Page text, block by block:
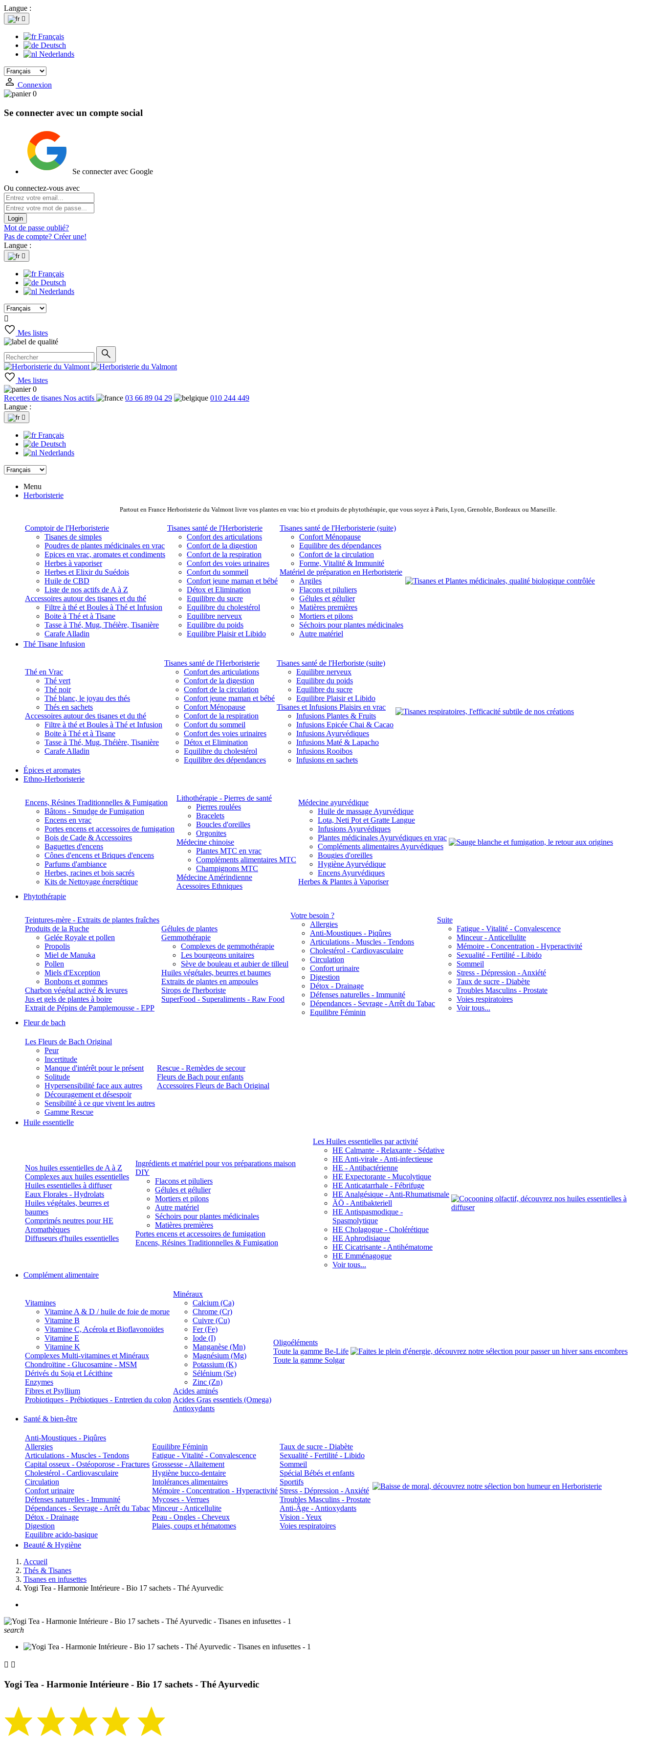
Langue :

Français
Deutsch
Nederlands
Connexion
0
Se connecter avec un compte social
Se connecter avec Google
Ou connectez-vous avec
Login
Mot de passe oublié?
Pas de compte? Créer une!
Langue :

Français
Deutsch
Nederlands

Mes listes
Mes listes
0
Recettes de tisanes Nos actifs 03 66 89 04 29
010 244 449
Langue :

Français
Deutsch
Nederlands
Menu
Herboristerie
Partout en France Herboristerie du Valmont livre vos plantes en vrac bio et produits de phytothérapie, que vous soyez à Paris, Lyon, Grenoble, Bordeaux ou Marseille.
Comptoir de l'Herboristerie
Tisanes de simples
Poudres de plantes médicinales en vrac
Epices en vrac, aromates et condiments
Herbes à vaporiser
Herbes et Elixir du Suédois
Huile de CBD
Liste de nos actifs de A à Z
Accessoires autour des tisanes et du thé
Filtre à thé et Boules à Thé et Infusion
Boite à Thé et à Tisane
Tasse à Thé, Mug, Théière, Tisanière
Carafe Alladin
Tisanes santé de l'Herboristerie
Confort des articulations
Confort de la digestion
Confort de la respiration
Confort des voies urinaires
Confort du sommeil
Confort jeune maman et bébé
Détox et Elimination
Equilibre du sucre
Equilibre du cholestérol
Equilibre nerveux
Equilibre du poids
Equilibre Plaisir et Libido
Tisanes santé de l'Herboristerie (suite)
Confort Ménopause
Equilibre des dépendances
Confort de la circulation
Forme, Vitalité & Immunité
Matériel de préparation en Herboristerie
Argiles
Flacons et piluliers
Gélules et gélulier
Matières premières
Mortiers et pilons
Séchoirs pour plantes médicinales
Autre matériel
Thé Tisane Infusion
Thé en Vrac
Thé vert
Thé noir
Thé blanc, le joyau des thés
Thés en sachets
Accessoires autour des tisanes et du thé
Filtre à thé et Boules à Thé et Infusion
Boite à Thé et à Tisane
Tasse à Thé, Mug, Théière, Tisanière
Carafe Alladin
Tisanes santé de l'Herboristerie
Confort des articulations
Confort de la digestion
Confort de la circulation
Confort jeune maman et bébé
Confort Ménopause
Confort de la respiration
Confort du sommeil
Confort des voies urinaires
Détox et Elimination
Equilibre du cholestérol
Equilibre des dépendances
Tisanes santé de l'Herboriste (suite)
Equilibre nerveux
Equilibre du poids
Equilibre du sucre
Equilibre Plaisir et Libido
Tisanes et Infusions Plaisirs en vrac
Infusions Plantes & Fruits
Infusions Epicée Chai & Cacao
Infusions Ayurvédiques
Infusions Maté & Lapacho
Infusions Rooibos
Infusions en sachets
Épices et aromates
Ethno-Herboristerie
Encens, Résines Traditionnelles & Fumigation
Bâtons - Smudge de Fumigation
Encens en vrac
Portes encens et accessoires de fumigation
Bois de Cade & Accessoires
Baguettes d'encens
Cônes d'encens et Briques d'encens
Parfums d'ambiance
Herbes, racines et bois sacrés
Kits de Nettoyage énergétique
Lithothérapie - Pierres de santé
Pierres roulées
Bracelets
Boucles d'oreilles
Orgonites
Médecine chinoise
Plantes MTC en vrac
Compléments alimentaires MTC
Champignons MTC
Médecine Amérindienne
Acessoires Ethniques
Médecine ayurvédique
Huile de massage Ayurvédique
Lota, Neti Pot et Gratte Langue
Infusions Ayurvédiques
Plantes médicinales Ayurvédiques en vrac
Compléments alimentaires Ayurvédiques
Bougies d'oreilles
Hygiène Ayurvédique
Encens Ayurvédiques
Herbes & Plantes à Vaporiser
Phytothérapie
Teintures-mère - Extraits de plantes fraîches
Produits de la Ruche
Gelée Royale et pollen
Propolis
Miel de Manuka
Pollen
Miels d'Exception
Bonbons et gommes
Charbon végétal activé & levures
Jus et gels de plantes à boire
Extrait de Pépins de Pamplemousse - EPP
Gélules de plantes
Gemmothérapie
Complexes de gemmothérapie
Les bourgeons unitaires
Sève de bouleau et aubier de tilleul
Huiles végétales, beurres et baumes
Extraits de plantes en ampoules
Sirops de l'herboriste
SuperFood - Superaliments - Raw Food
Votre besoin ?
Allergies
Anti-Moustiques - Piqûres
Articulations - Muscles - Tendons
Cholestérol - Cardiovasculaire
Circulation
Confort urinaire
Digestion
Détox - Drainage
Défenses naturelles - Immunité
Dépendances - Sevrage - Arrêt du Tabac
Equilibre Féminin
Suite
Fatigue - Vitalité - Convalescence
Minceur - Anticellulite
Mémoire - Concentration - Hyperactivité
Sexualité - Fertilité - Libido
Sommeil
Stress - Dépression - Anxiété
Taux de sucre - Diabète
Troubles Masculins - Prostate
Voies respiratoires
Voir tous...
Fleur de bach
Les Fleurs de Bach Original
Peur
Incertitude
Manque d'intérêt pour le présent
Solitude
Hypersensibilité face aux autres
Découragement et désespoir
Sensibilité à ce que vivent les autres
Gamme Rescue
Rescue - Remèdes de secour
Fleurs de Bach pour enfants
Accessoires Fleurs de Bach Original
Huile essentielle
Nos huiles essentielles de A à Z
Complexes aux huiles essentielles
Huiles essentielles à diffuser
Eaux Florales - Hydrolats
Huiles végétales, beurres et
baumes
Comprimés neutres pour HE
Aromathèques
Diffuseurs d'huiles essentielles
Ingrédients et matériel pour vos préparations maison
DIY
Flacons et piluliers
Gélules et gélulier
Mortiers et pilons
Autre matériel
Séchoirs pour plantes médicinales
Matières premières
Portes encens et accessoires de fumigation
Encens, Résines Traditionnelles & Fumigation
Les Huiles essentielles par activité
HE Calmante - Relaxante - Sédative
HE Anti-virale - Anti-infectieuse
HE - Antibactérienne
HE Expectorante - Mucolytique
HE Anticatarrhale - Fébrifuge
HE Analgésique - Anti-Rhumatismale
ÄÖ - Antibakteriell
HE Antispasmodique -
Spasmolytique
HE Cholagogue - Cholérétique
HE Aphrodisiaque
HE Cicatrisante - Antihématome
HE Emménagogue
Voir tous...
Complément alimentaire
Vitamines
Vitamine A & D / huile de foie de morue
Vitamine B
Vitamine C, Acérola et Bioflavonoïdes
Vitamine E
Vitamine K
Complexes Multi-vitamines et Minéraux
Chondroïtine - Glucosamine - MSM
Dérivés du Soja et Lécithine
Enzymes
Fibres et Psyllium
Probiotiques - Prébiotiques - Entretien du colon
Minéraux
Calcium (Ca)
Chrome (Cr)
Cuivre (Cu)
Fer (Fe)
Iode (I)
Manganèse (Mn)
Magnésium (Mg)
Potassium (K)
Sélénium (Se)
Zinc (Zn)
Acides aminés
Acides Gras essentiels (Omega)
Antioxydants
Oligoéléments
Toute la gamme Be-Life
Toute la gamme Solgar
Santé & bien-être
Anti-Moustiques - Piqûres
Allergies
Articulations - Muscles - Tendons
Capital osseux - Ostéoporose - Fractures
Cholestérol - Cardiovasculaire
Circulation
Confort urinaire
Défenses naturelles - Immunité
Dépendances - Sevrage - Arrêt du Tabac
Détox - Drainage
Digestion
Equilibre acido-basique
Equilibre Féminin
Fatigue - Vitalité - Convalescence
Grossesse - Allaitement
Hygiène bucco-dentaire
Intolérances alimentaires
Mémoire - Concentration - Hyperactivité
Mycoses - Verrues
Minceur - Anticellulite
Peau - Ongles - Cheveux
Plaies, coups et hématomes
Taux de sucre - Diabète
Sexualité - Fertilité - Libido
Sommeil
Spécial Bébés et enfants
Sportifs
Stress - Dépression - Anxiété
Troubles Masculins - Prostate
Anti-Âge - Antioxydants
Vision - Yeux
Voies respiratoires
Beauté & Hygiène
Accueil
Thés & Tisanes
Tisanes en infusettes
Yogi Tea - Harmonie Intérieure - Bio 17 sachets - Thé Ayurvedic
search
 
Yogi Tea - Harmonie Intérieure - Bio 17 sachets - Thé Ayurvedic